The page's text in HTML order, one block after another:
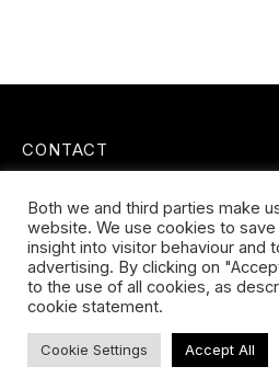
CONTACT
3037 VS Rotterdam
+31 (0) 651426758
info@galleryuntitled.nl
Find us on:
Facebook
page
opens
YouTube
page
opens
Instagram
page
opens
Both we and third parties make
website. We use cookies to
insight into visitor behaviour and
advertising. By clicking on
to the use of all cookies, as
cookie statement.
Cookie Settings Accept All